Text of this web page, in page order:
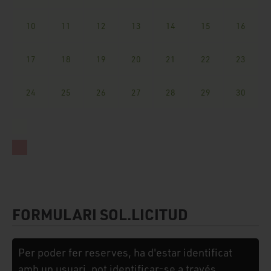
10 11 12 13 14 15 16
17 18 19 20 21 22 23
24 25 26 27 28 29 30
FORMULARI SOL.LICITUD
Per poder fer reserves, ha d'estar identificat